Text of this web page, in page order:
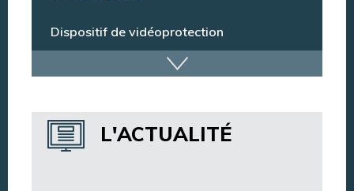
Marchés publics
Dispositif de vidéoprotection
Annuaire des services
Annuaire des associations
L'ACTUALITÉ